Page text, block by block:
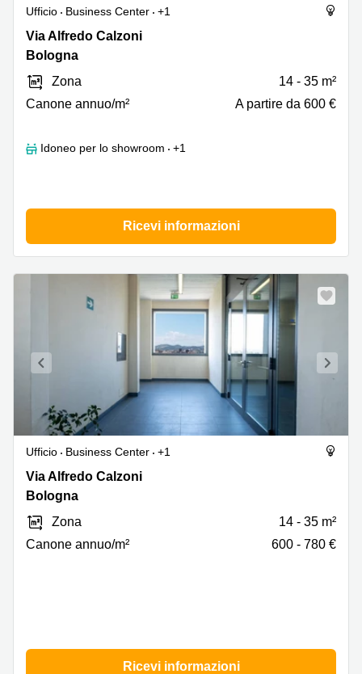
Ufficio Business Center
+1
Via
Alfredo
1/3,
Bologna
Via Alfredo Calzoni
Bologna
Zona
14 - 35 m²
Canone annuo/m²
A partire da 600 €
Idoneo per lo showroom +1
Ricevi informazioni
Ufficio Business Center
+1
Via
Alfredo
1/3,
Bologna
Via Alfredo Calzoni
Bologna
Zona
14 - 35 m²
Canone annuo/m²
600 - 780 €
Ricevi informazioni